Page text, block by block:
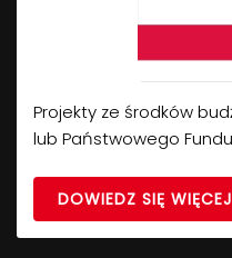
Projekty ze środków
lub Państwowego
DOWIEDZ SIĘ WIĘCEJ